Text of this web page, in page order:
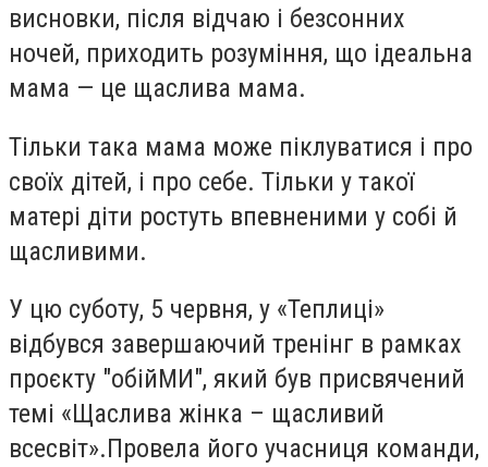
висновки, після відчаю і безсонних
ночей, приходить розуміння, що ідеальна
мама — це щаслива мама.
Тільки така мама може піклуватися і про
своїх дітей, і про себе. Тільки у такої
матері діти ростуть впевненими у собі й
щасливими.
У цю суботу, 5 червня, у «Теплиці»
відбувся завершаючий тренінг в рамках
проєкту "обійМИ", який був присвячений
темі «Щаслива жінка – щасливий
всесвіт».Провела його учасниця команди,